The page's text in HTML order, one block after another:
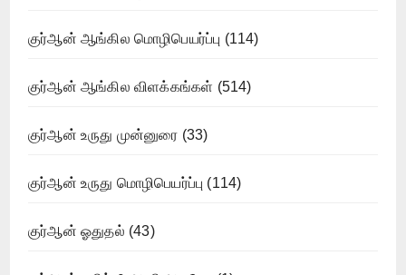
குர்ஆன் ஆங்கில மொழிபெயர்ப்பு (114)
குர்ஆன் ஆங்கில விளக்கங்கள் (514)
குர்ஆன் உருது முன்னுரை (33)
குர்ஆன் உருது மொழிபெயர்ப்பு (114)
குர்ஆன் ஓதுதல் (43)